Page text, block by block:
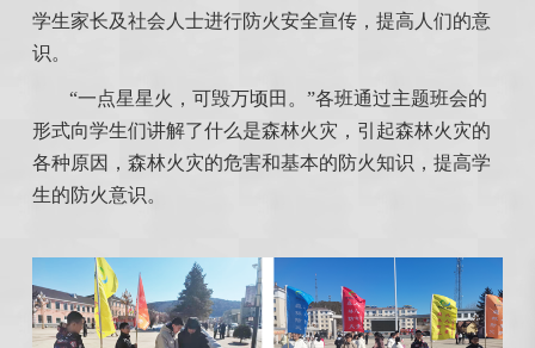
学生家长及社会人士进行防火安全宣传，提高人们的意
识。
“一点星星火，可毁万顷田。”各班通过主题班会的
形式向学生们讲解了什么是森林火灾，引起森林火灾的
各种原因，森林火灾的危害和基本的防火知识，提高学
生的防火意识。